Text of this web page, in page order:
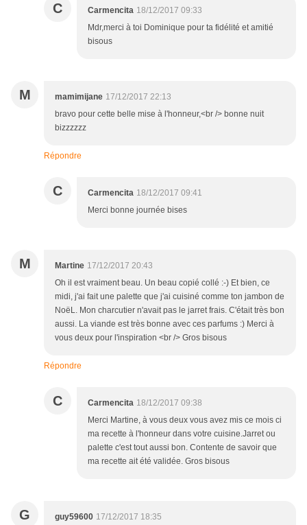
C Carmencita 18/12/2017 09:33
Mdr,merci à toi Dominique pour ta fidélité et amitié
bisous
M mamimijane 17/12/2017 22:13
bravo pour cette belle mise à l'honneur,<br /> bonne nuit
bizzzzzz
Répondre
C Carmencita 18/12/2017 09:41
Merci bonne journée bises
M Martine 17/12/2017 20:43
Oh il est vraiment beau. Un beau copié collé :-) Et bien, ce
midi, j'ai fait une palette que j'ai cuisiné comme ton jambon de
NoëL. Mon charcutier n'avait pas le jarret frais. C'était très bon
aussi. La viande est très bonne avec ces parfums :) Merci à
vous deux pour l'inspiration <br /> Gros bisous
Répondre
C Carmencita 18/12/2017 09:38
Merci Martine, à vous deux vous avez mis ce mois ci
ma recette à l'honneur dans votre cuisine.Jarret ou
palette c'est tout aussi bon. Contente de savoir que
ma recette ait été validée. Gros bisous
G guy59600 17/12/2017 18:35